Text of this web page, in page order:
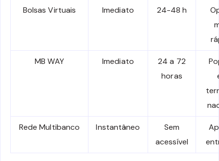
Bolsas Virtuais Imediato 24-48 h
MB WAY Imediato
24 a 72
horas
Rede Multibanco Instantâneo
Sem
acessível